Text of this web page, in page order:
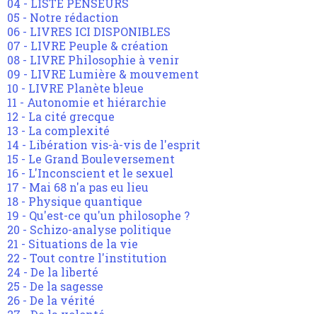
04 - LISTE PENSEURS
05 - Notre rédaction
06 - LIVRES ICI DISPONIBLES
07 - LIVRE Peuple & création
08 - LIVRE Philosophie à venir
09 - LIVRE Lumière & mouvement
10 - LIVRE Planète bleue
11 - Autonomie et hiérarchie
12 - La cité grecque
13 - La complexité
14 - Libération vis-à-vis de l'esprit
15 - Le Grand Bouleversement
16 - L'Inconscient et le sexuel
17 - Mai 68 n'a pas eu lieu
18 - Physique quantique
19 - Qu'est-ce qu'un philosophe ?
20 - Schizo-analyse politique
21 - Situations de la vie
22 - Tout contre l'institution
24 - De la liberté
25 - De la sagesse
26 - De la vérité